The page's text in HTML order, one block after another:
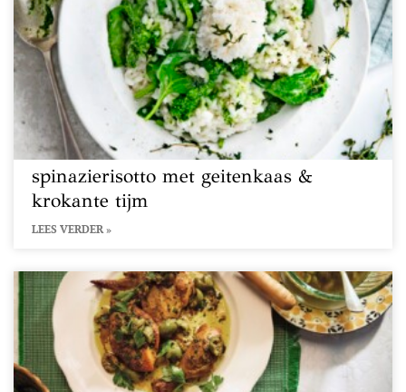
spinazierisotto met geitenkaas &
krokante tijm
LEES VERDER »